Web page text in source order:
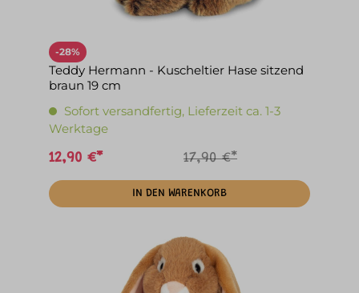
-28%
Teddy Hermann - Kuscheltier Hase sitzend
braun 19 cm
Sofort versandfertig, Lieferzeit ca. 1-3
Werktage
12,90 €* 17,90 €*
IN DEN WARENKORB